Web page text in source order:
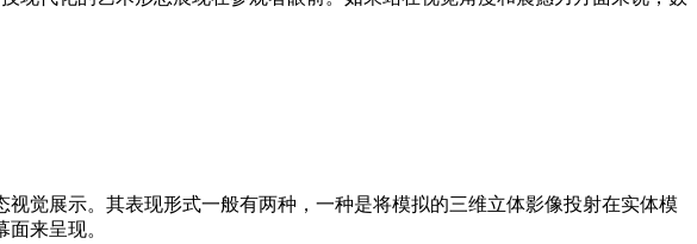
觉展示。其表现形式一般有两种，一种是将模拟的三维立体影像投射在实体模
来呈现。